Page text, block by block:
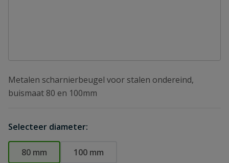
Metalen scharnierbeugel voor stalen ondereind,
buismaat 80 en 100mm
Selecteer diameter:
80 mm 100 mm